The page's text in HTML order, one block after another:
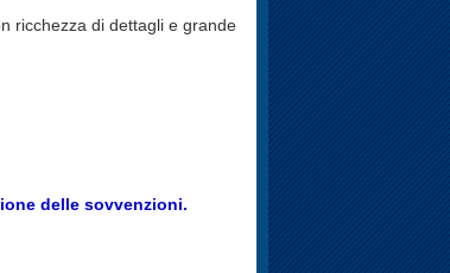
ricchezza di dettagli e grande
delle sovvenzioni.